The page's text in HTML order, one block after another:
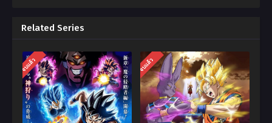
Related Series
จบแล้ว จบแล้ว